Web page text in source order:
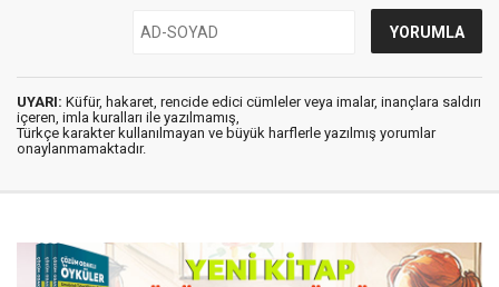
UYARI: Küfür, hakaret, rencide edici cümleler veya imalar, inançlara saldırı
içeren, imla kuralları ile yazılmamış,
Türkçe karakter kullanılmayan ve büyük harflerle yazılmış yorumlar
onaylanmamaktadır.